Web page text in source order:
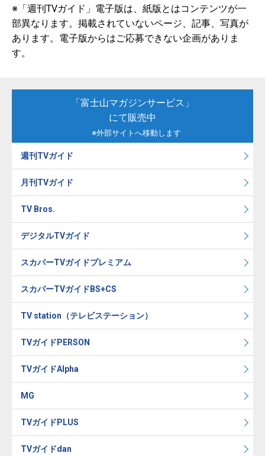
※「週刊TVガイド」電子版は、紙版とはコンテンツが一
部異なります。掲載されていないページ、記事、写真が
あります。電子版からはご応募できない企画がありま
す。
「富士山マガジンサービス」
にて販売中
※外部サイトへ移動します
週刊TVガイド
月刊TVガイド
TV Bros.
デジタルTVガイド
スカパーTVガイドプレミアム
スカパーTVガイドBS+CS
TV station（テレビステーション）
TVガイドPERSON
TVガイドAlpha
MG
TVガイドPLUS
TVガイドdan